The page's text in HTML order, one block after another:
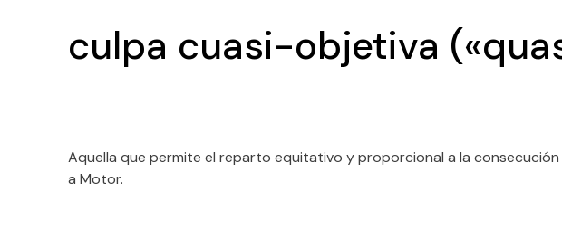
culpa cuasi-objetiva
Aquella que permite el reparto equitativo y proporcional a la
a Motor.